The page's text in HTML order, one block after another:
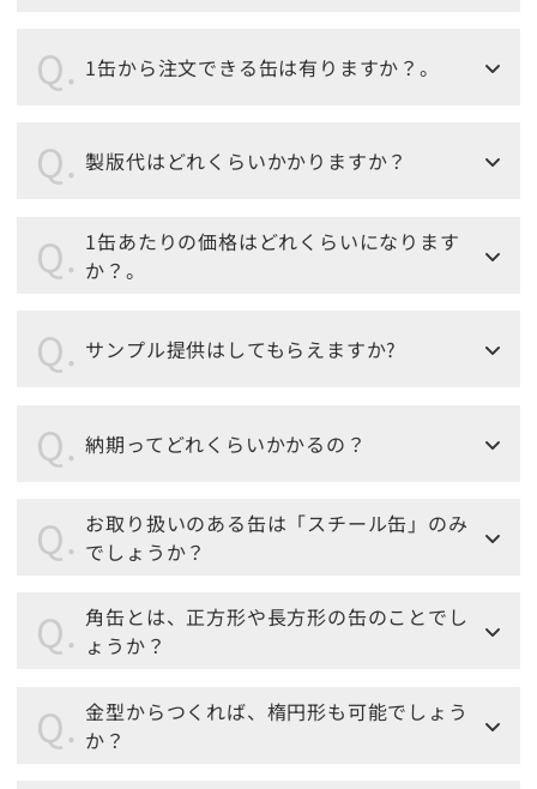
1缶から注文できる缶は有りますか？。
製版代はどれくらいかかりますか？
1缶あたりの価格はどれくらいになります
か？。
サンプル提供はしてもらえますか?
納期ってどれくらいかかるの？
お取り扱いのある缶は「スチール缶」のみ
でしょうか？
角缶とは、正方形や長方形の缶のことでし
ょうか？
金型からつくれば、楕円形も可能でしょう
か？